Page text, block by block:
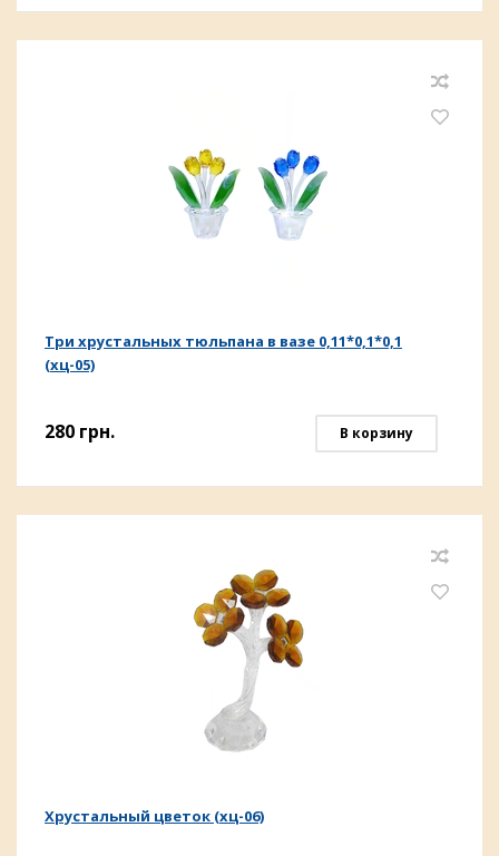
Три хрустальных тюльпана в вазе 0,11*0,1*0,1
(хц-05)
280 грн. В корзину
Хрустальный цветок (хц-06)